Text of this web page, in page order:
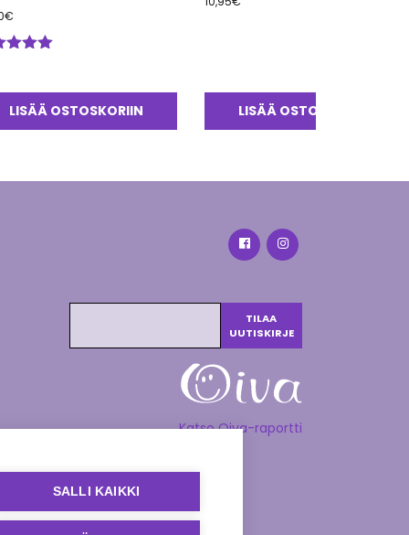
€
/ 5
LISÄÄ OSTOSKORIIN LISÄÄ OSTOSKORIIN
Katso Oiva-raportti
SALLI KAIKKI